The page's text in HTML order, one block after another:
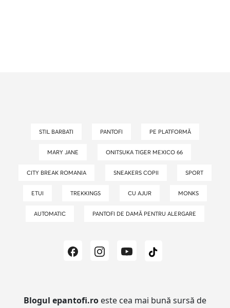
STIL BARBATI PANTOFI PE PLATFORMĂ
MARY JANE ONITSUKA TIGER MEXICO 66
CITY BREAK ROMANIA SNEAKERS COPII SPORT
ETUI TREKKINGS CU AJUR MONKS
AUTOMATIC PANTOFI DE DAMĂ PENTRU ALERGARE
Blogul epantofi.ro este cea mai bună sursă de